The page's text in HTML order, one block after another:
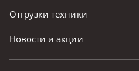
Отгрузки техники
Новости и акции